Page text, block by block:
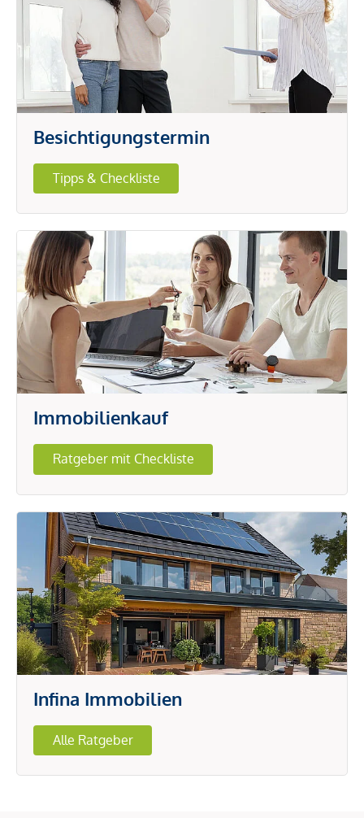
Besichtigungstermin
Tipps & Checkliste
Immobilienkauf
Ratgeber mit Checkliste
Infina Immobilien
Alle Ratgeber